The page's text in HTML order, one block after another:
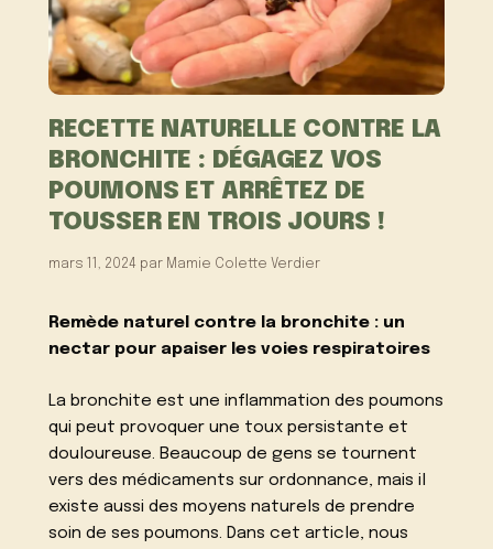
RECETTE NATURELLE CONTRE LA
BRONCHITE : DÉGAGEZ VOS
POUMONS ET ARRÊTEZ DE
TOUSSER EN TROIS JOURS !
mars 11, 2024 par Mamie Colette Verdier
Remède naturel contre la bronchite : un
nectar pour apaiser les voies respiratoires
La bronchite est une inflammation des poumons
qui peut provoquer une toux persistante et
douloureuse. Beaucoup de gens se tournent
vers des médicaments sur ordonnance, mais il
existe aussi des moyens naturels de prendre
soin de ses poumons. Dans cet article, nous